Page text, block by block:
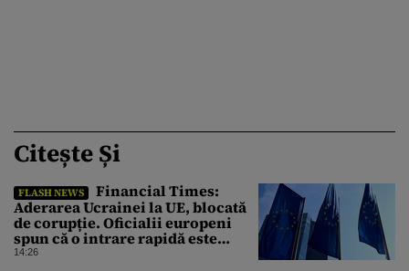
Citește Și
FLASH NEWS
Financial Times:
Aderarea Ucrainei la UE, blocată
de corupție. Oficialii europeni
spun că o intrare rapidă este
imposibilă
14:26